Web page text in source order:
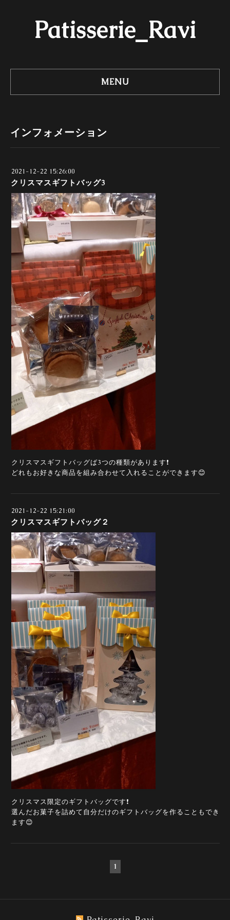
Patisserie_Ravi
MENU
インフォメーション
2021-12-22 15:26:00
クリスマスギフトバッグ3
クリスマスギフトバッグば3つの種類があります❗️
どれもお好きな商品を組み合わせて入れることができます😊
2021-12-22 15:21:00
クリスマスギフトバッグ２
クリスマス限定のギフトバッグです❗️
選んだお菓子を詰めて自分だけのギフトバッグを作ることもでき
ます😊
1